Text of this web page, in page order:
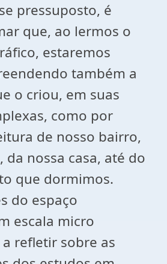
pressuposto, é
que, ao lermos o
estaremos
também a
o criou, em suas
como por
de nosso bairro,
da nossa casa, até do
que dormimos.
do espaço
escala micro
refletir sobre as